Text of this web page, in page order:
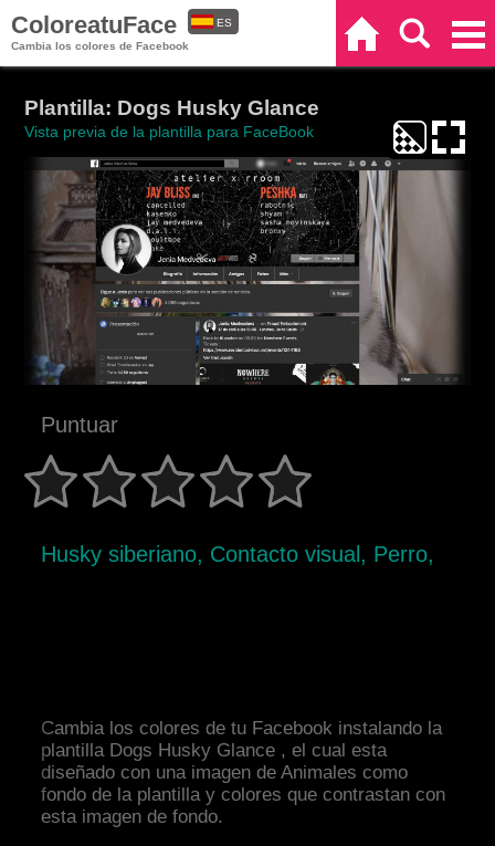
ColoreatuFace
Cambia los colores de Facebook
ES
Plantilla: Dogs Husky Glance
Vista previa de la plantilla para FaceBook
Puntuar
Husky siberiano, Contacto visual, Perro,
Cambia los colores de tu Facebook instalando la
plantilla Dogs Husky Glance , el cual esta
diseñado con una imagen de Animales como
fondo de la plantilla y colores que contrastan con
esta imagen de fondo.